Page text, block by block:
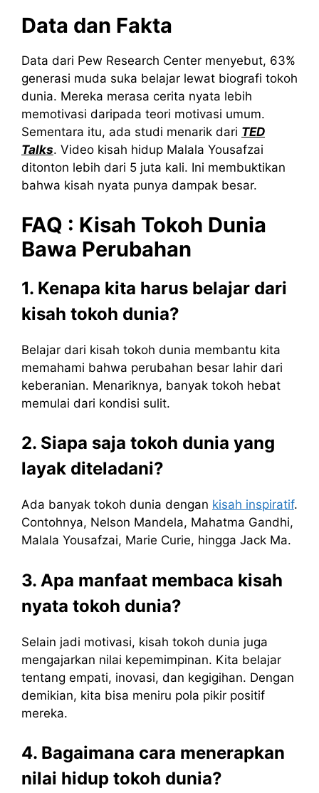
Data dan Fakta
Data dari Pew Research Center menyebut, 63%
generasi muda suka belajar lewat biografi tokoh
dunia. Mereka merasa cerita nyata lebih
memotivasi daripada teori motivasi umum.
Sementara itu, ada studi menarik dari TED
Talks. Video kisah hidup Malala Yousafzai
ditonton lebih dari 5 juta kali. Ini membuktikan
bahwa kisah nyata punya dampak besar.
FAQ : Kisah Tokoh Dunia
Bawa Perubahan
1. Kenapa kita harus belajar dari
kisah tokoh dunia?
Belajar dari kisah tokoh dunia membantu kita
memahami bahwa perubahan besar lahir dari
keberanian. Menariknya, banyak tokoh hebat
memulai dari kondisi sulit.
2. Siapa saja tokoh dunia yang
layak diteladani?
Ada banyak tokoh dunia dengan kisah inspiratif.
Contohnya, Nelson Mandela, Mahatma Gandhi,
Malala Yousafzai, Marie Curie, hingga Jack Ma.
3. Apa manfaat membaca kisah
nyata tokoh dunia?
Selain jadi motivasi, kisah tokoh dunia juga
mengajarkan nilai kepemimpinan. Kita belajar
tentang empati, inovasi, dan kegigihan. Dengan
demikian, kita bisa meniru pola pikir positif
mereka.
4. Bagaimana cara menerapkan
nilai hidup tokoh dunia?